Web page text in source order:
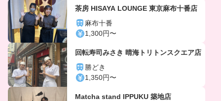
茶房 HISAYA LOUNGE 東京麻布十番店
麻布十番
1,300円〜
回転寿司みさき 晴海トリトンスクエア店
勝どき
1,350円〜
Matcha stand IPPUKU 築地店